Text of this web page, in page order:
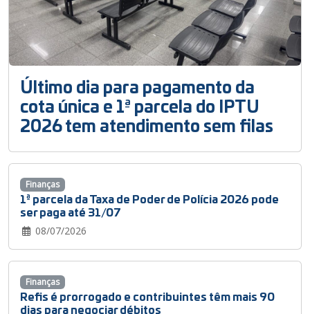
Último dia para pagamento da
cota única e 1ª parcela do IPTU
2026 tem atendimento sem filas
1ª parcela da Taxa de Poder de Polícia 2026 pode
ser paga até 31/07
08/07/2026
Finanças
Refis é prorrogado e contribuintes têm mais 90
dias para negociar débitos
Finanças